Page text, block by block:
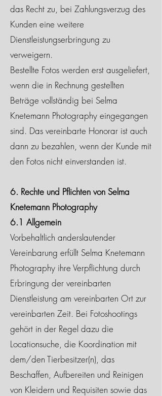
das Recht zu, bei Zahlungsverzug des
Kunden eine weitere
Dienstleistungserbringung zu
verweigern.
Bestellte Fotos werden erst ausgeliefert,
wenn die in Rechnung gestellten
Beträge vollständig bei Selma
Knetemann Photography eingegangen
sind. Das vereinbarte Honorar ist auch
dann zu bezahlen, wenn der Kunde mit
den Fotos nicht einverstanden ist.
6. Rechte und Pflichten von Selma
Knetemann Photography
6.1 Allgemein
Vorbehaltlich anderslautender
Vereinbarung erfüllt Selma Knetemann
Photography ihre Verpflichtung durch
Erbringung der vereinbarten
Dienstleistung am vereinbarten Ort zur
vereinbarten Zeit. Bei Fotoshootings
gehört in der Regel dazu die
Locationsuche, die Koordination mit
dem/den Tierbesitzer(n), das
Beschaffen, Aufbereiten und Reinigen
von Kleidern und Requisiten sowie das